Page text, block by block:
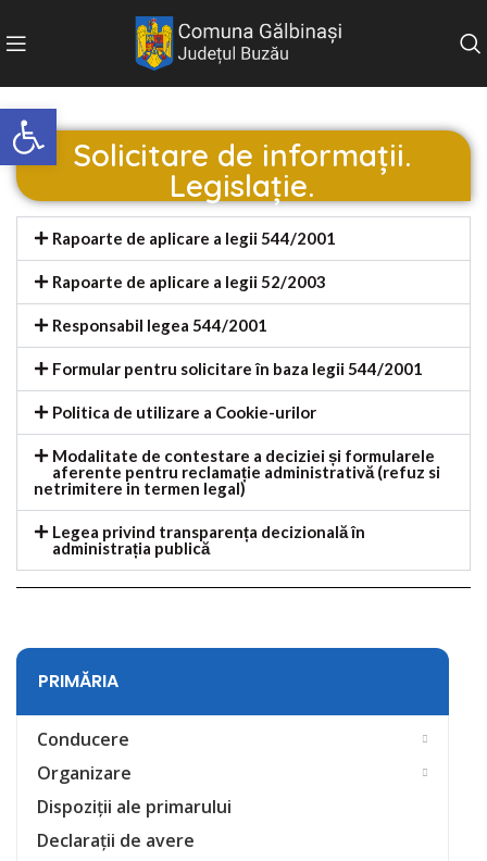
Deschide bara de unelte
Solicitare de informații.
Legislație.
Rapoarte de aplicare a legii 544/2001
Rapoarte de aplicare a legii 52/2003
Responsabil legea 544/2001
Formular pentru solicitare în baza legii 544/2001
Politica de utilizare a Cookie-urilor
Modalitate de contestare a deciziei și formularele
aferente pentru reclamație administrativă (refuz si
netrimitere in termen legal)
Legea privind transparența decizională în
administrația publică
PRIMĂRIA
Conducere
Organizare
Dispoziții ale primarului
Declarații de avere